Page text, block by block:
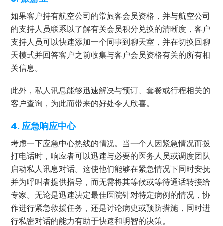
如果客户持有航空公司的常旅客会员资格，并与航空公司
的支持人员联系以了解有关会员积分兑换的清晰度，客户
支持人员可以快速添加一个同事到聊天室，并在切换回聊
天模式并回答客户之前收集与客户会员资格有关的所有相
关信息。
此外，私人讯息能够迅速解决与预订、套餐或行程相关的
客户查询，为此而带来的好处令人欣喜。
4. 应急响应中心
考虑一下应急中心热线的情况。当一个人因紧急情况而拨
打电话时，响应者可以迅速与必要的医务人员或调度团队
启动私人讯息对话。这使他们能够在紧急情况下同时安抚
并为呼叫者提供指导，而无需将其等候或等待通话转接给
专家。无论是迅速决定最佳医院针对特定病例的情况，协
作进行紧急救援任务，还是讨论病史或预防措施，同时进
行私密对话的能力有助于快速和明智的决策。